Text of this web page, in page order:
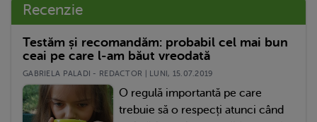
Recenzie
Testăm și recomandăm: probabil cel mai bun
ceai pe care l-am băut vreodată
GABRIELA PALADI - REDACTOR | LUNI, 15.07.2019
O regulă importantă pe care
trebuie să o respecți atunci când